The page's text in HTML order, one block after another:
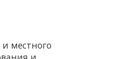
местного